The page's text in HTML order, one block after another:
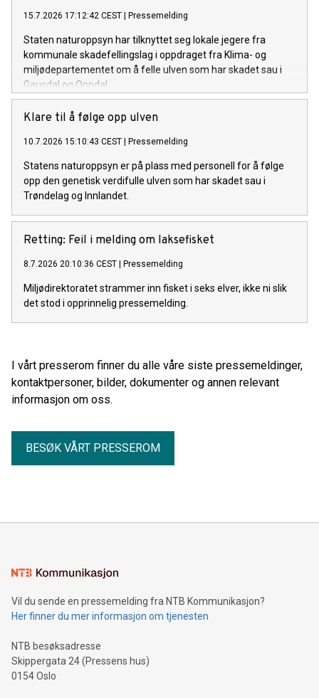
15.7.2026 17:12:42 CEST | Pressemelding
Staten naturoppsyn har tilknyttet seg lokale jegere fra
kommunale skadefellingslag i oppdraget fra Klima- og
miljødepartementet om å felle ulven som har skadet sau i
Gausdal og Oppdal.
Klare til å følge opp ulven
10.7.2026 15:10:43 CEST | Pressemelding
Statens naturoppsyn er på plass med personell for å følge
opp den genetisk verdifulle ulven som har skadet sau i
Trøndelag og Innlandet.
Retting: Feil i melding om laksefisket
8.7.2026 20:10:36 CEST | Pressemelding
Miljødirektoratet strammer inn fisket i seks elver, ikke ni slik
det stod i opprinnelig pressemelding.
I vårt presserom finner du alle våre siste pressemeldinger,
kontaktpersoner, bilder, dokumenter og annen relevant
informasjon om oss.
BESØK VÅRT PRESSEROM
Vil du sende en pressemelding fra NTB Kommunikasjon?
Her finner du mer informasjon om tjenesten
NTB besøksadresse
Skippergata 24 (Pressens hus)
0154 Oslo